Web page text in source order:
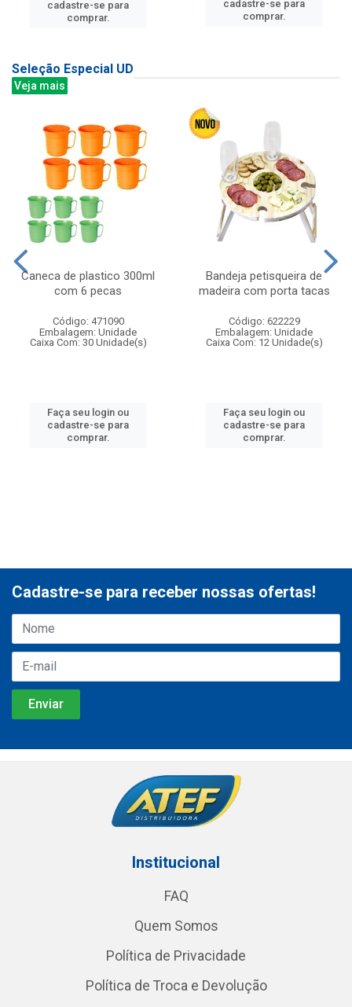
cadastre-se para
comprar.
cadastre-se para
comprar.
Seleção Especial UD
Veja mais
Caneca de plastico 300ml
com 6 pecas
Código: 471090
Embalagem: Unidade
Caixa Com: 30 Unidade(s)
Faça seu login ou
cadastre-se para
comprar.
Bandeja petisqueira de
madeira com porta tacas
Código: 622229
Embalagem: Unidade
Caixa Com: 12 Unidade(s)
Faça seu login ou
cadastre-se para
comprar.
Cadastre-se para receber nossas ofertas!
Institucional
FAQ
Quem Somos
Política de Privacidade
Política de Troca e Devolução